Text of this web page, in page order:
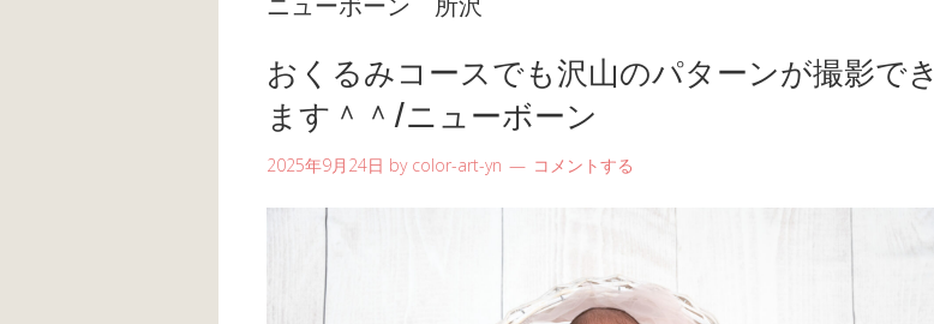
おくるみコースでも沢山のパターンが撮影でき
ます＾＾/ニューボーン
2025年9月24日 by color-art-yn コメントする